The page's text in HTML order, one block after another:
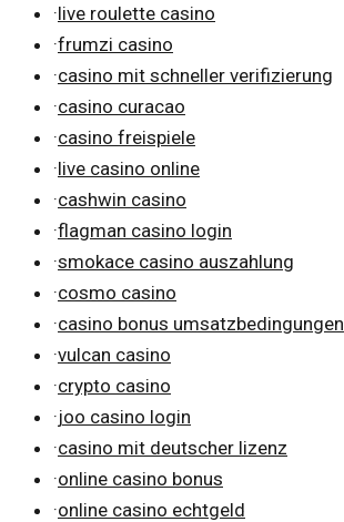
·live roulette casino
·frumzi casino
·casino mit schneller verifizierung
·casino curacao
·casino freispiele
·live casino online
·cashwin casino
·flagman casino login
·smokace casino auszahlung
·cosmo casino
·casino bonus umsatzbedingungen
·vulcan casino
·crypto casino
·joo casino login
·casino mit deutscher lizenz
·online casino bonus
·online casino echtgeld